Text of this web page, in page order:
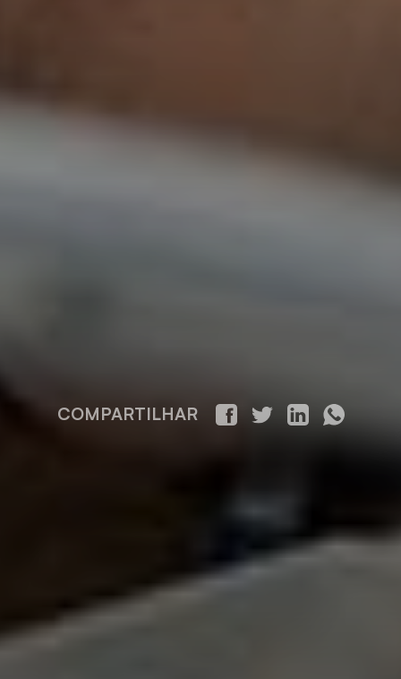
COMPARTILHAR